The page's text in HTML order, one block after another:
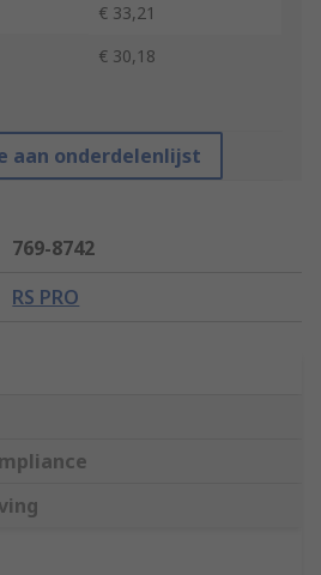
€ 33,21
€ 30,18
aan onderdelenlijst
769-8742
RS PRO